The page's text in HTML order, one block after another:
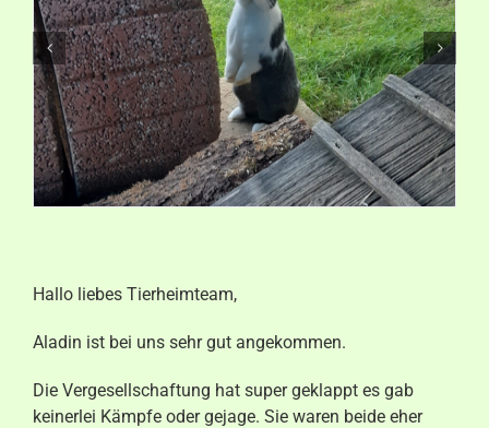
Aktuelles
Kontakt
Hallo liebes Tierheimteam,
Aladin ist bei uns sehr gut angekommen.
Die Vergesellschaftung hat super geklappt es gab
keinerlei Kämpfe oder gejage. Sie waren beide eher